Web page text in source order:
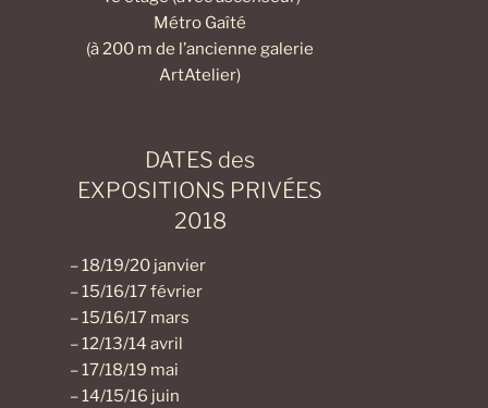
Métro Gaîté
(à 200 m de l’ancienne galerie
ArtAtelier)
DATES des
EXPOSITIONS PRIVÉES
2018
– 18/19/20 janvier
– 15/16/17 février
– 15/16/17 mars
– 12/13/14 avril
– 17/18/19 mai
– 14/15/16 juin